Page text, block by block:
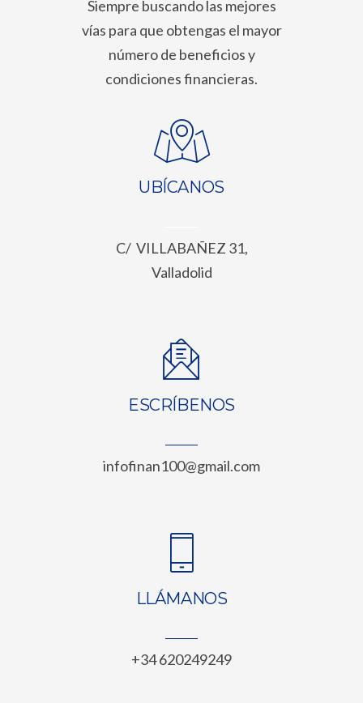
Siempre buscando las mejores
vías para que obtengas el mayor
número de beneficios y
condiciones financieras.
UBÍCANOS
C/ VILLABAÑEZ 31,
Valladolid
ESCRÍBENOS
infofinan100@gmail.com
LLÁMANOS
+34 620249249